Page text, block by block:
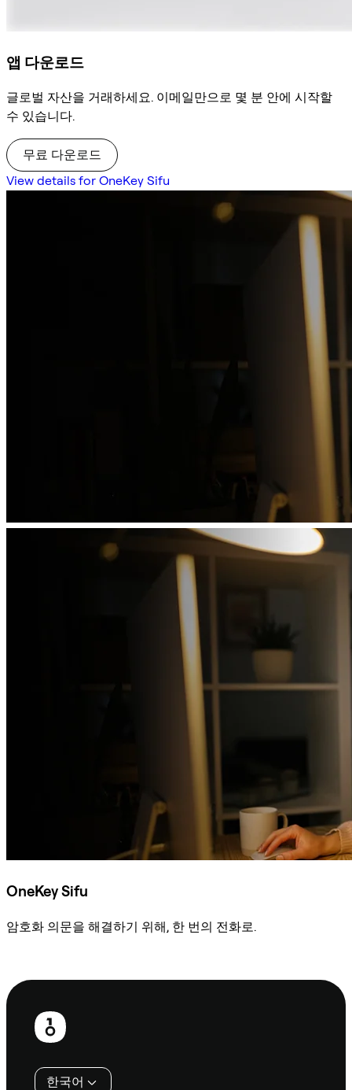
앱 다운로드
글로벌 자산을 거래하세요. 이메일만으로 몇 분 안에 시작할
수 있습니다.
무료 다운로드
View details for OneKey Sifu
OneKey Sifu
암호화 의문을 해결하기 위해, 한 번의 전화로.
보
한국어